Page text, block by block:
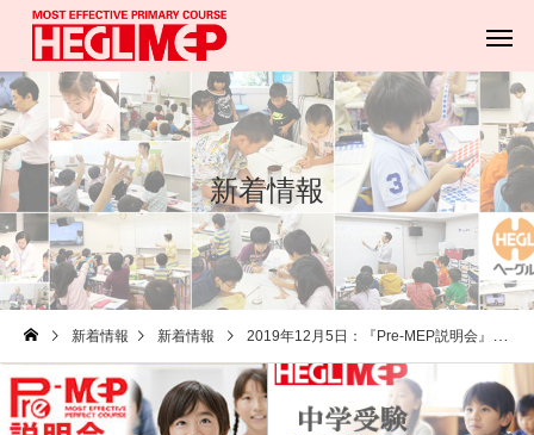
Pre-MEP MEPウィー
MEP SONG ヘーグル
新着情報
新着情報 新着情報 2019年12月5日：『Pre-MEP説明会』のご案内